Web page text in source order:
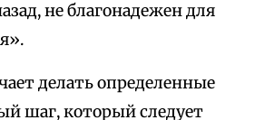
не благонадежен для
делать определенные
шаг, который следует